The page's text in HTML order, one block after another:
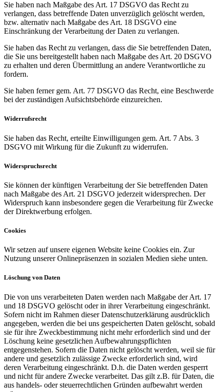
Sie haben nach Maßgabe des Art. 17 DSGVO das Recht zu
verlangen, dass betreffende Daten unverzüglich gelöscht werden,
bzw. alternativ nach Maßgabe des Art. 18 DSGVO eine
Einschränkung der Verarbeitung der Daten zu verlangen.
Sie haben das Recht zu verlangen, dass die Sie betreffenden Daten,
die Sie uns bereitgestellt haben nach Maßgabe des Art. 20 DSGVO
zu erhalten und deren Übermittlung an andere Verantwortliche zu
fordern.
Sie haben ferner gem. Art. 77 DSGVO das Recht, eine Beschwerde
bei der zuständigen Aufsichtsbehörde einzureichen.
Widerrufsrecht
Sie haben das Recht, erteilte Einwilligungen gem. Art. 7 Abs. 3
DSGVO mit Wirkung für die Zukunft zu widerrufen.
Widerspruchsrecht
Sie können der künftigen Verarbeitung der Sie betreffenden Daten
nach Maßgabe des Art. 21 DSGVO jederzeit widersprechen. Der
Widerspruch kann insbesondere gegen die Verarbeitung für Zwecke
der Direktwerbung erfolgen.
Cookies
Wir setzen auf unsere eigenen Website keine Cookies ein. Zur
Nutzung unserer Onlinepräsenzen in sozialen Medien siehe unten.
Löschung von Daten
Die von uns verarbeiteten Daten werden nach Maßgabe der Art. 17
und 18 DSGVO gelöscht oder in ihrer Verarbeitung eingeschränkt.
Sofern nicht im Rahmen dieser Datenschutzerklärung ausdrücklich
angegeben, werden die bei uns gespeicherten Daten gelöscht, sobald
sie für ihre Zweckbestimmung nicht mehr erforderlich sind und der
Löschung keine gesetzlichen Aufbewahrungspflichten
entgegenstehen. Sofern die Daten nicht gelöscht werden, weil sie für
andere und gesetzlich zulässige Zwecke erforderlich sind, wird
deren Verarbeitung eingeschränkt. D.h. die Daten werden gesperrt
und nicht für andere Zwecke verarbeitet. Das gilt z.B. für Daten, die
aus handels- oder steuerrechtlichen Gründen aufbewahrt werden